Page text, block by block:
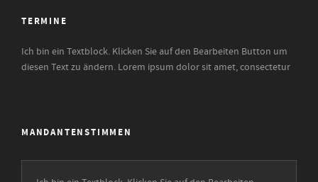
TERMINE
Ich bin ein Textblock. Klicken Sie auf den Bearbeiten Button um
diesen Text zu ändern. Lorem ipsum dolor sit amet, consectetur
MANDANTENSTIMMEN